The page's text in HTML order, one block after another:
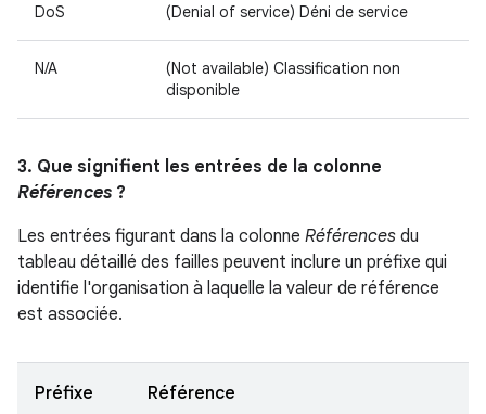
DoS (Denial of service) Déni de service
N/A
(Not available) Classification non
disponible
3. Que signifient les entrées de la colonne
Références ?
Les entrées figurant dans la colonne Références du
tableau détaillé des failles peuvent inclure un préfixe qui
identifie l'organisation à laquelle la valeur de référence
est associée.
Préfixe Référence